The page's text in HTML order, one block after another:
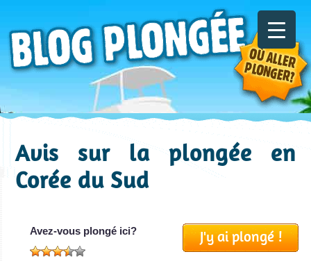
Avis sur la plongée en
Corée du Sud
J'y ai plongé !
Avez-vous plongé ici?